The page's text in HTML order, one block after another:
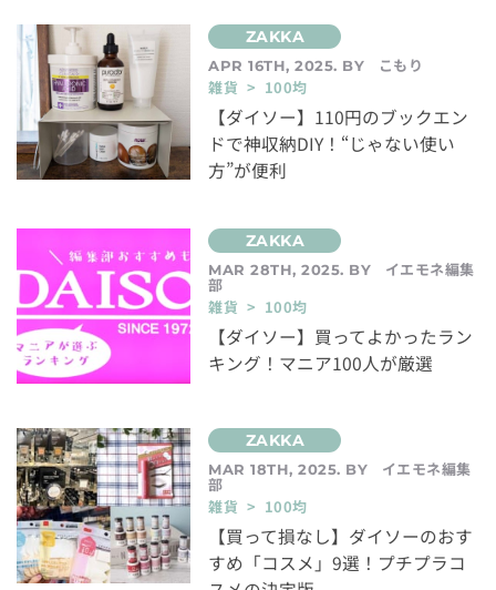
APR 16TH, 2025. BY
こもり
雑貨 > 100均
【ダイソー】110円のブックエン
ドで神収納DIY！“じゃない使い
方”が便利
MAR 28TH, 2025. BY イエモネ編集
部
雑貨 > 100均
【ダイソー】買ってよかったラン
キング！マニア100人が厳選
MAR 18TH, 2025. BY イエモネ編集
部
雑貨 > 100均
【買って損なし】ダイソーのおす
すめ「コスメ」9選！プチプラコ